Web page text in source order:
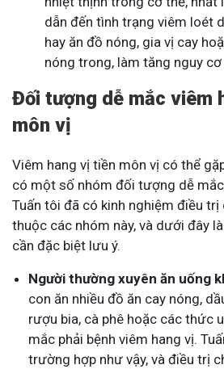
dẫn đến tình trạng viêm loét
hay ăn đồ nóng, gia vị cay
nóng trong, làm tăng nguy cơ
Đối tượng dễ mắc viêm
môn vị
Viêm hang vị tiền môn vị có thể
có một số nhóm đối tượng dễ mắc
Tuấn tôi đã có kinh nghiệm điều trị
thuộc các nhóm này, và dưới đây
cần đặc biệt lưu ý.
Người thường xuyên ăn uống
con ăn nhiều đồ ăn cay nóng,
rượu bia, cà phê hoặc các thức
mắc phải bệnh viêm hang vị.
trường hợp như vậy, và điều trị